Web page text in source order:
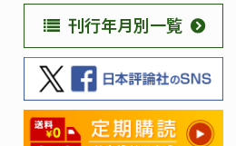
刊行年月別一覧